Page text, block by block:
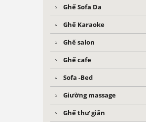
Ghế Sofa Da
Ghế Karaoke
Ghế salon
Ghế cafe
Sofa -Bed
Giường massage
Ghế thư giãn